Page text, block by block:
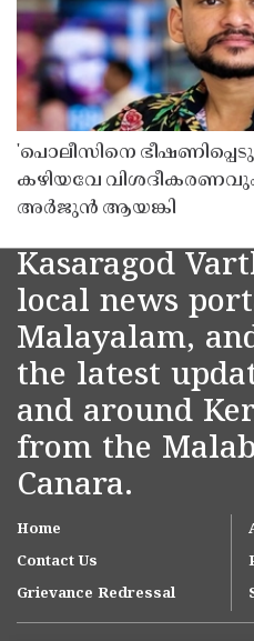
'പൊലീസിനെ
കഴിയവേ വിശദീകരണവും
അർജുൻ ആയങ്കി
Kasaragod
local news
Malayalam,
the latest
and around
from the
Canara.
Home
Contact Us
Grievance Redressal